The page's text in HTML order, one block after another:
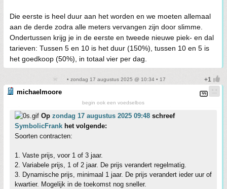
Die eerste is heel duur aan het worden en we moeten allemaal
aan de derde zodra alle meters vervangen zijn door slimme.
Ondertussen krijg je in de eerste en tweede nieuwe piek- en dal
tarieven: Tussen 5 en 10 is het duur (150%), tussen 10 en 5 is
het goedkoop (50%), in totaal vier per dag.
• zondag 17 augustus 2025 @ 10:34 • 17
michaelmoore
begin ook een voedselbos
Op zondag 17 augustus 2025 09:48 schreef
SymbolicFrank het volgende:
Soorten contracten:
1. Vaste prijs, voor 1 of 3 jaar.
2. Variabele prijs, 1 of 2 jaar. De prijs verandert regelmatig.
3. Dynamische prijs, minimaal 1 jaar. De prijs verandert ieder uur of
kwartier. Mogelijk in de toekomst nog sneller.